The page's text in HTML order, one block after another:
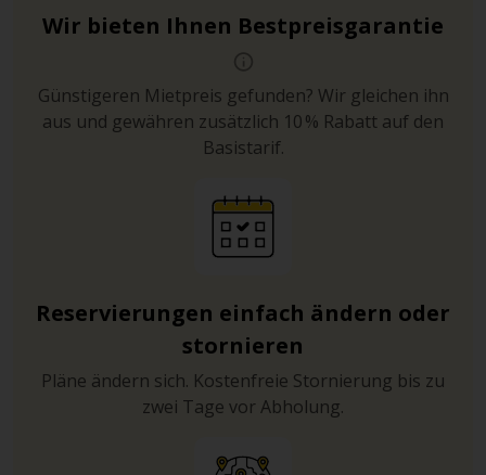
Wir bieten Ihnen Bestpreisgarantie
Günstigeren Mietpreis gefunden? Wir gleichen ihn
aus und gewähren zusätzlich 10 % Rabatt auf den
Basistarif.
Reservierungen einfach ändern oder
stornieren
Pläne ändern sich. Kostenfreie Stornierung bis zu
zwei Tage vor Abholung.